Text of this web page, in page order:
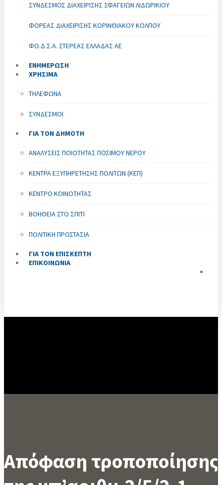
ΣΎΝΔΕΣΜΟΣ ΔΙΑΧΕΊΡΙΣΗΣ ΣΦΑΓΕΊΩΝ ΛΙΔΩΡΙΚΊΟΥ
ΦΟΡΈΑΣ ΔΙΑΧΕΊΡΙΣΗΣ ΚΟΡΙΝΘΙΑΚΟΎ ΚΌΛΠΟΥ
ΦΟ.Δ.Σ.Α. ΣΤΕΡΕΆΣ ΕΛΛΆΔΑΣ ΑΕ
ΕΝΗΜΕΡΩΣΗ
ΧΡΗΣΙΜΑ
ΤΗΛΈΦΩΝΑ
ΣΎΝΔΕΣΜΟΙ
ΓΙΑ ΤΟΝ ΔΗΜΟΤΗ
ΑΝΑΛΎΣΕΙΣ ΠΟΙΌΤΗΤΑΣ ΠΌΣΙΜΟΥ ΝΕΡΟΎ
ΚΈΝΤΡΑ ΕΞΥΠΗΡΈΤΗΣΗΣ ΠΟΛΙΤΏΝ (ΚΕΠ)
ΚΈΝΤΡΟ ΚΟΙΝΌΤΗΤΑΣ
ΒΟΉΘΕΙΑ ΣΤΟ ΣΠΊΤΙ
ΠΟΛΙΤΙΚΉ ΠΡΟΣΤΑΣΊΑ
ΓΙΑ ΤΟΝ ΕΠΙΣΚΕΠΤΗ
ΕΠΙΚΟΙΝΩΝΙΑ
Απόφαση τροποποίησης